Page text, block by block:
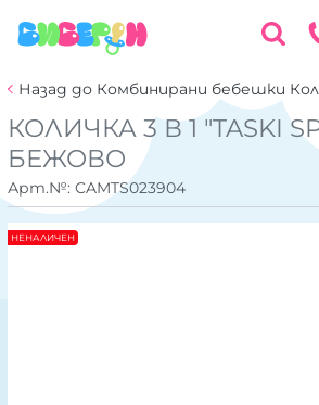
Назад до Комбинирани бебешки
КОЛИЧКА 3 В 1 "TASKI
БЕЖОВО
Арт.№: CAMTS023904
НЕНАЛИЧЕН